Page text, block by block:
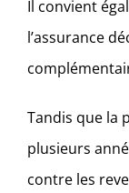
Il convient
l’assurance
Tandis que la
plusieurs
contre les